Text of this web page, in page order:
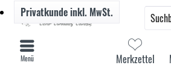
Merkzettel
Privatkundeinkl. MwSt.
Menü